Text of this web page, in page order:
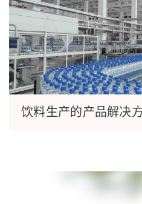
饮料生产的产品解决